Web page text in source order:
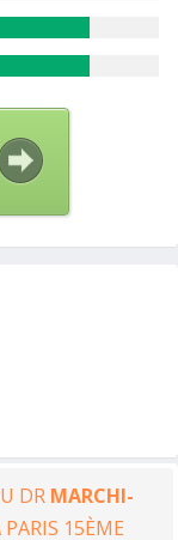
DR MARCHI-
15ÈME